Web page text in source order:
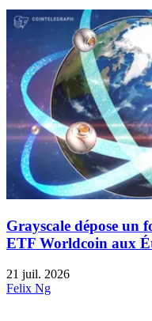
Grayscale dépose un
ETF Worldcoin aux
21 juil. 2026
Felix Ng